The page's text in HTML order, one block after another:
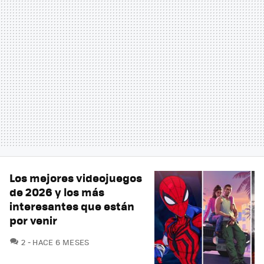
Los mejores videojuegos
de 2026 y los más
interesantes que están
por venir
2 COMENTARIOS
HACE 6 MESES